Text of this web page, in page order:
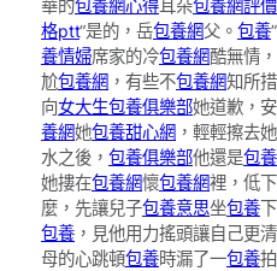
華的包養網心得 耳朵包養網評價
格ptt“是的，岳包養網父。 包養
養情婦席家的冷包養網酷無情，
尬包養網 ，有些不包養網知所措
向女大生包養俱樂部她道歉，
養網她包養甜心網 ，輕輕擦去
水之後， 包養俱樂部他還是包養
她摟在包養網懷包養網裡，低
麼，先讓兒子包養意思坐包養
包養 ，見他用力搖頭讓自己更
母的心跳頓包養時漏了一包養